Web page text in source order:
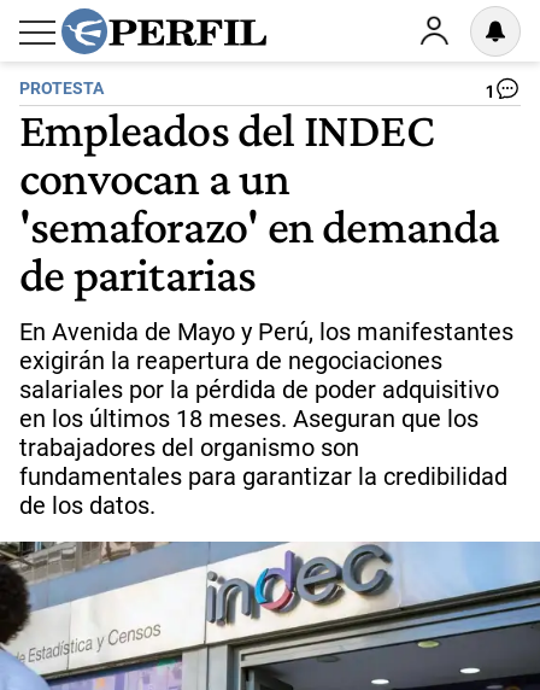
PROTESTA 1
Empleados del INDEC
convocan a un
'semaforazo' en demanda
de paritarias
En Avenida de Mayo y Perú, los manifestantes
exigirán la reapertura de negociaciones
salariales por la pérdida de poder adquisitivo
en los últimos 18 meses. Aseguran que los
trabajadores del organismo son
fundamentales para garantizar la credibilidad
de los datos.